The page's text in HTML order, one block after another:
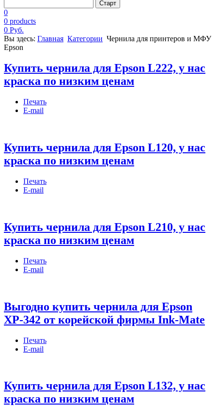
0
0 products
0 Руб.
Вы здесь: Главная Категории Чернила для принтеров и МФУ
Epson
Купить чернила для Epson L222, у нас
краска по низким ценам
Печать
E-mail
Купить чернила для Epson L120, у нас
краска по низким ценам
Печать
E-mail
Купить чернила для Epson L210, у нас
краска по низким ценам
Печать
E-mail
Выгодно купить чернила для Epson
XP-342 от корейской фирмы Ink-Mate
Печать
E-mail
Купить чернила для Epson L132, у нас
краска по низким ценам